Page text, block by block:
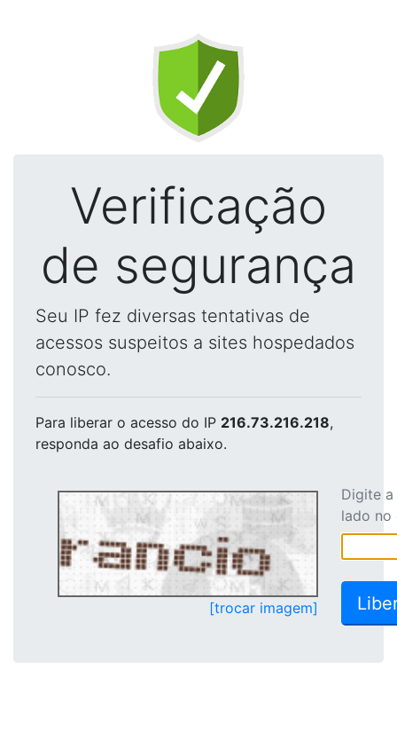
Verificação
de segurança
Seu IP fez diversas tentativas de
acessos suspeitos a sites hospedados
conosco.
Para liberar o acesso do IP 216.73.216.218,
responda ao desafio abaixo.
[trocar imagem]
Digite
lado no